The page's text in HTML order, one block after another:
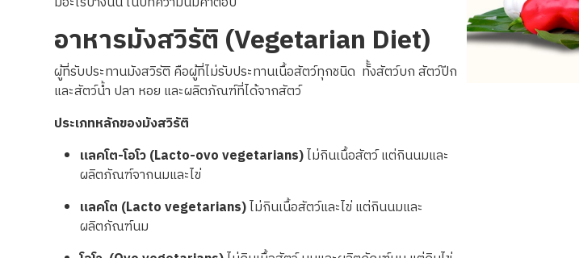
อาหารมังสวิรัติ(Vegetarian Diet)
ผู้ที่รับประทานมังสวิรัติ คือผู้ที่ไม่รับประทานเนื้อสัตว์ทุกชนิด ทัั้งสัตว์บก สัตว์ปีก
และสัตว์น้ำ ปลา หอย และผลิตภัณฑ์ที่ได้จากสัตว์
ประเภทหลักของมังสวิรัติ
แลคโต-โอโว(Lacto-ovo vegetarians)ไม่กินเนื้อสัตว์แต่กินนมและ
ผลิตภัณฑ์จากนมและไข่
แลคโต (Lacto vegetarians)ไม่กินเนื้อสัตว์และไข่แต่กินนมและ
ผลิตภัณฑ์นม